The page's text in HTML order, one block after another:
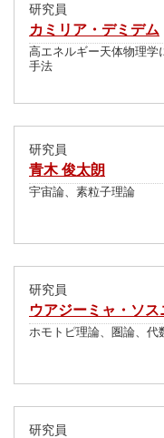
研究員
カミリア・デミデム
高エネルギー天体物理学
手法
研究員
青木 俊太朗
宇宙論、素粒子理論
研究員
ウアジーミャ・ソス
ホモトピ理論、圏論、代
研究員